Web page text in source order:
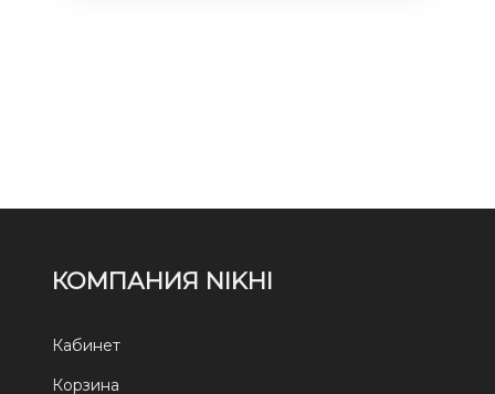
КОМПАНИЯ NIKHI
Кабинет
Корзина